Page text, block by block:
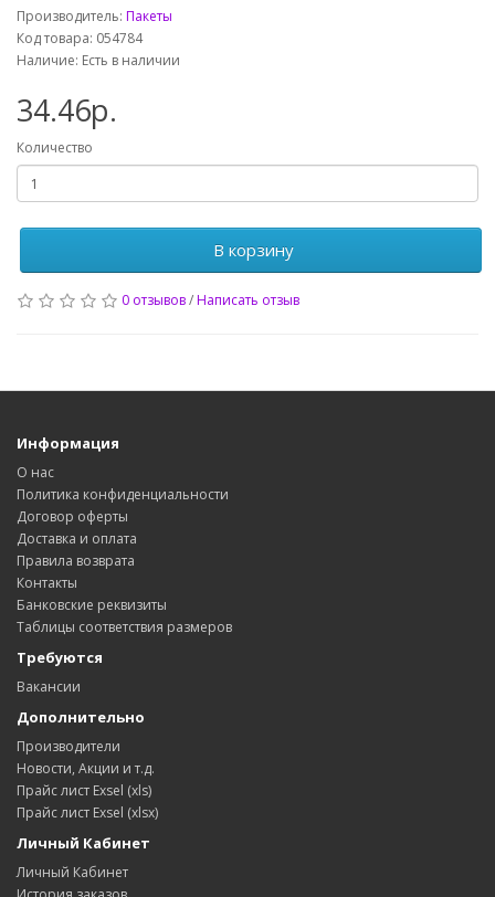
Производитель: Пакеты
Код товара: 054784
Наличие: Есть в наличии
34.46р.
Количество
В корзину
0 отзывов/Написать отзыв
Информация
О нас
Политика конфиденциальности
Договор оферты
Доставка и оплата
Правила возврата
Контакты
Банковские реквизиты
Таблицы соответствия размеров
Требуются
Вакансии
Дополнительно
Производители
Новости, Акции и т.д.
Прайс лист Exsel (xls)
Прайс лист Exsel (xlsx)
Личный Кабинет
Личный Кабинет